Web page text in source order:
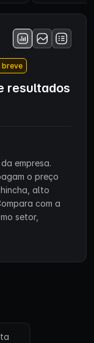
resultados
empresa.
o preço
alto
com a
setor,